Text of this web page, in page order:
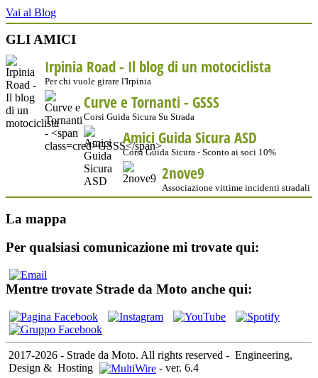
Vai al Blog
GLI AMICI
Irpinia Road - Il blog di un motociclista
Per chi vuole girare l'Irpinia
Curve e Tornanti - GSSS
Corsi Guida Sicura Su Strada
Amici Guida Sicura ASD
Corsi Guida Sicura - Sconto ai soci 10%
2nove9
Associazione vittime incidenti stradali
La mappa
Per qualsiasi comunicazione mi trovate qui:
Mentre trovate Strade da Moto anche qui:
2017-2026 - Strade da Moto. All rights reserved - Engineering,
Design & Hosting - ver. 6.4